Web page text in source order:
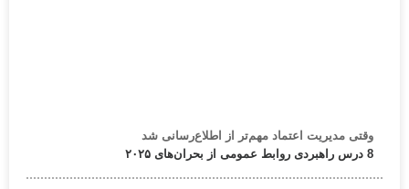
وقتی مدیریت اعتماد مهم‌تر از اطلاع‌رسانی شد
8 درس راهبردی روابط عمومی از بحران‌های ۲۰۲۵